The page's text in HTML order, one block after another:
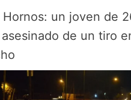
Hornos: un joven de
de un tiro